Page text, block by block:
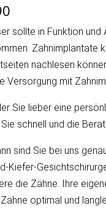
sollte in Funktion
Zahnimplantate
nachlesen
Versorgung mit
Sie lieber eine
schnell und die
sind Sie bei uns
die Zähne. Ihre
optimal und